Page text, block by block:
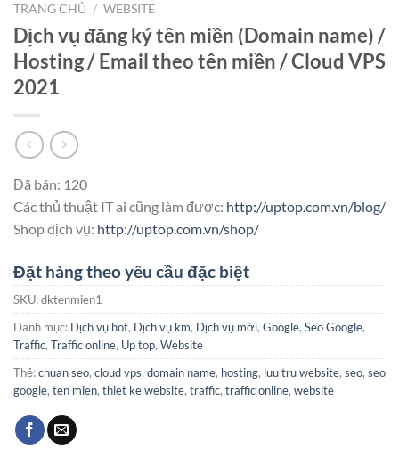
TRANG CHỦ / WEBSITE
Dịch vụ đăng ký tên miền (Domain name) /
Hosting / Email theo tên miền / Cloud VPS
2021
Đã bán: 120
Các thủ thuật IT ai cũng làm được: http://uptop.com.vn/blog/
Shop dịch vụ: http://uptop.com.vn/shop/
Đặt hàng theo yêu cầu đặc biệt
SKU:dktenmien1
Danh mục: Dịch vụ hot, Dịch vụ km, Dịch vụ mới, Google, Seo Google,
Traffic, Traffic online, Up top, Website
Thẻ:chuan seo, cloud vps, domain name, hosting, luu tru website, seo, seo
google, ten mien, thiet ke website, traffic, traffic online, website